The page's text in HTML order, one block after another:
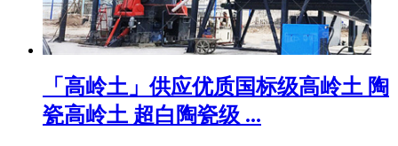
「高岭土」供应优质国标级高岭土 陶
瓷高岭土 超白陶瓷级 ...